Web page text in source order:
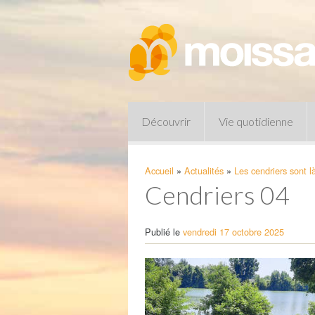
Découvrir Vie quotidienne
Pharmacies de garde
Accueil » Actualités » Les cendriers sont
Cendriers 04
Publié le vendredi 17 octobre 2025